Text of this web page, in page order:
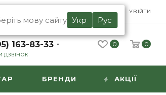
RU
мову сайту Укр Рус
УВІЙТИ
163-83-33
ДЗВІНОК
0 0
БРЕНДИ АКЦІЇ